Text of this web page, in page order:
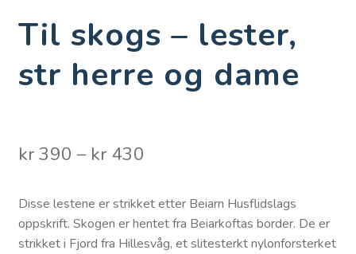
Til skogs – lester,
str herre og dame
kr390 – kr430
til
kr 430
Disse lestene er strikket etter Beiarn Husflidslags
oppskrift. Skogen er hentet fra Beiarkoftas border. De er
strikket i Fjord fra Hillesvåg, et slitesterkt nylonforsterket